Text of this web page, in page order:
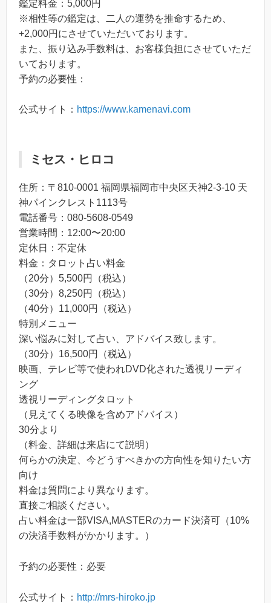
鑑定料金：5,000円
※相性等の鑑定は、二人の運勢を推命するため、
+2,000円にさせていただいております。
また、振り込み手数料は、お客様負担にさせていただ
いております。
予約の必要性：
公式サイト： https://www.kamenavi.com
ミセス・ヒロコ
住所：〒810-0001 福岡県福岡市中央区天神2-3-10 天
神パインクレスト1113号
電話番号：080-5608-0549
営業時間：12:00〜20:00
定休日：不定休
料金：タロット占い料金
（20分）5,500円（税込）
（30分）8,250円（税込）
（40分）11,000円（税込）
特別メニュー
深い悩みに対して占い、アドバイス致します。
（30分）16,500円（税込）
映画、テレビ等で使われDVD化された透視リーディ
ング
透視リーディングタロット
（見えてくる映像を含めアドバイス）
30分より
（料金、詳細は来店にて説明）
何らかの決定、今どうすべきかの方向性を知りたい方
向け
料金は質問により異なります。
直接ご相談ください。
占い料金は一部VISA,MASTERのカード決済可（10%
の決済手数料がかかります。）
予約の必要性：必要
公式サイト： http://mrs-hiroko.jp